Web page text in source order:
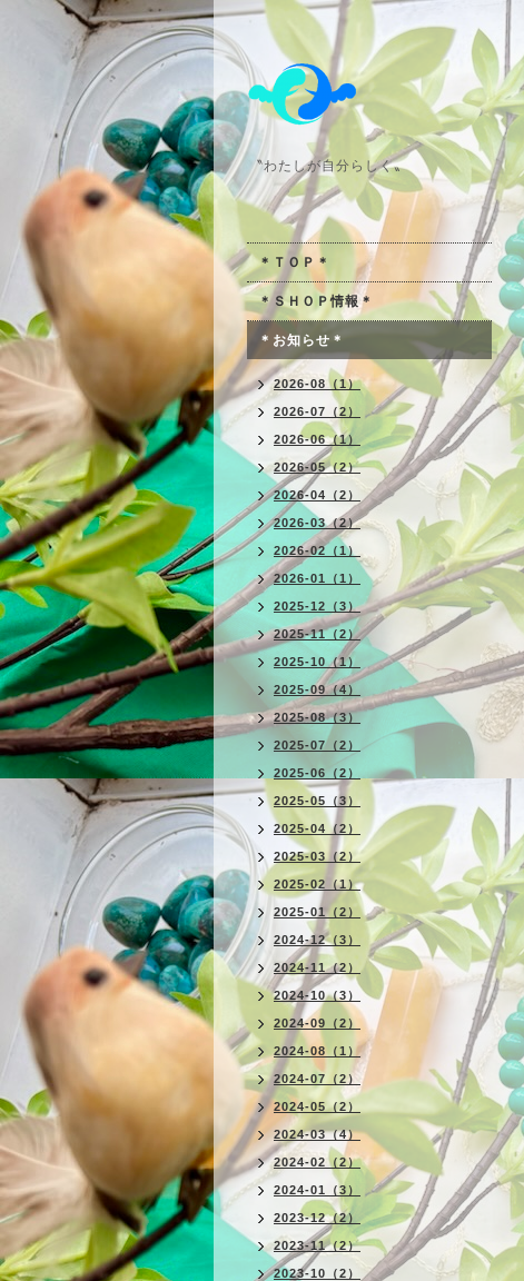
〝わたしが自分らしく〟
＊ＴＯＰ＊
＊ＳＨＯＰ情報＊
＊お知らせ＊
2026-08（1）
2026-07（2）
2026-06（1）
2026-05（2）
2026-04（2）
2026-03（2）
2026-02（1）
2026-01（1）
2025-12（3）
2025-11（2）
2025-10（1）
2025-09（4）
2025-08（3）
2025-07（2）
2025-06（2）
2025-05（3）
2025-04（2）
2025-03（2）
2025-02（1）
2025-01（2）
2024-12（3）
2024-11（2）
2024-10（3）
2024-09（2）
2024-08（1）
2024-07（2）
2024-05（2）
2024-03（4）
2024-02（2）
2024-01（3）
2023-12（2）
2023-11（2）
2023-10（2）